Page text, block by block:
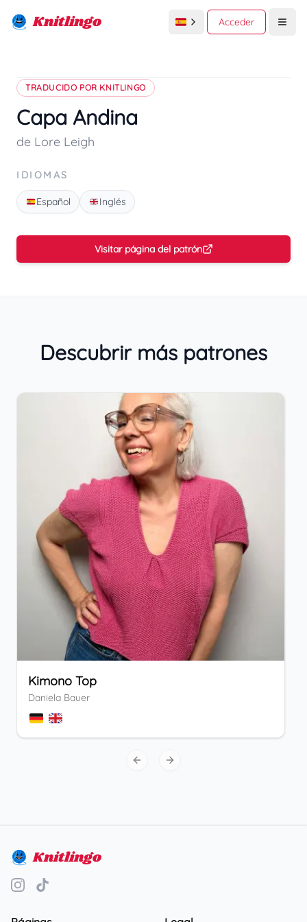
Knitlingo Acceder
TRADUCIDO POR KNITLINGO
Capa Andina
de Lore Leigh
IDIOMAS
Español Inglés
Visitar página del patrón
Descubrir más patrones
Kimono Top
Daniela Bauer
Previous slide
Next slide
Knitlingo